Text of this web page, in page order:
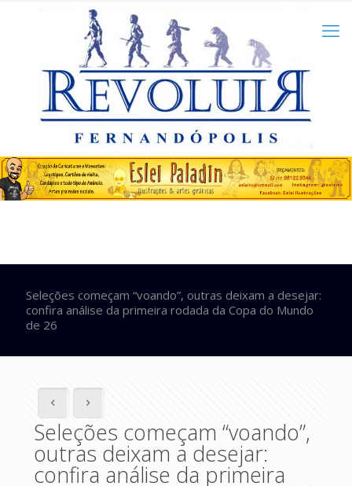
Seleções começam “voando”, outras deixam a desejar:
confira análise da primeira rodada da Copa do Mundo
de 26
Seleções começam “voando”,
outras deixam a desejar:
confira análise da primeira